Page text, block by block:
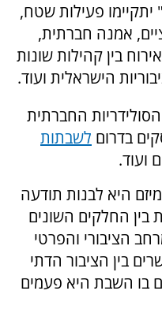
פעילות שטח,
אמנה חברתית,
בין קהילות שונות
הישראלית ועוד.
הסולידריות החברתית
בדרום לשבתות
ועוד.
היא לבנות תודעה
בין החלקים השונים
הציבורי והפרטי
בין הציבור הדתי
בו השבת היא פעמים